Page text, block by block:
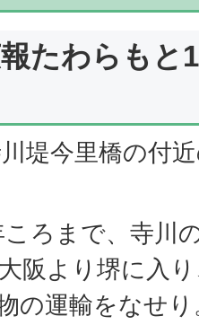
たわらもと
堤今里橋の付
ろまで、寺川
阪より堺に入
の運輸をなせ